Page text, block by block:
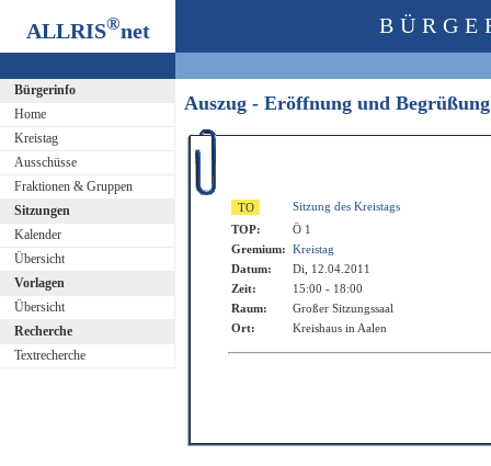
ALLRIS®net
Bürgerinfo
Home
Kreistag
Ausschüsse
Fraktionen & Gruppen
Sitzungen
Kalender
Übersicht
Vorlagen
Übersicht
Recherche
Textrecherche
Auszug - Eröffnung und
Sitzung des Kreistags
TOP:
Ö 1
Gremium: Kreistag
Datum:
Di, 12.04.2011
Zeit:
15:00 - 18:00
Raum:
Großer Sitzungssaal
Ort:
Kreishaus in Aalen